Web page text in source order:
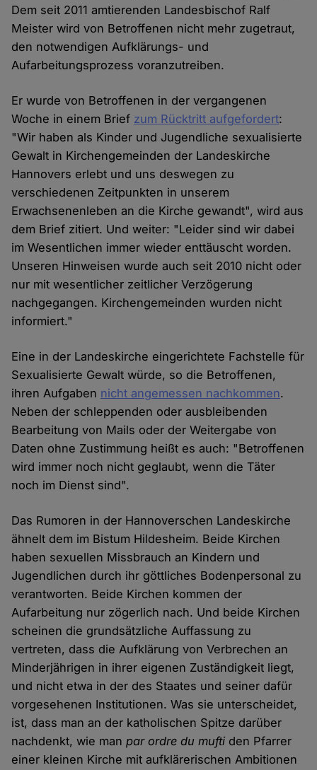
Dem seit 2011 amtierenden Landesbischof Ralf
Meister wird von Betroffenen nicht mehr zugetraut,
den notwendigen Aufklärungs- und
Aufarbeitungsprozess voranzutreiben.
Er wurde von Betroffenen in der vergangenen
Woche in einem Brief zum Rücktritt aufgefordert:
"Wir haben als Kinder und Jugendliche sexualisierte
Gewalt in Kirchengemeinden der Landeskirche
Hannovers erlebt und uns deswegen zu
verschiedenen Zeitpunkten in unserem
Erwachsenenleben an die Kirche gewandt", wird aus
dem Brief zitiert. Und weiter: "Leider sind wir dabei
im Wesentlichen immer wieder enttäuscht worden.
Unseren Hinweisen wurde auch seit 2010 nicht oder
nur mit wesentlicher zeitlicher Verzögerung
nachgegangen. Kirchengemeinden wurden nicht
informiert."
Eine in der Landeskirche eingerichtete Fachstelle für
Sexualisierte Gewalt würde, so die Betroffenen,
ihren Aufgaben nicht angemessen nachkommen.
Neben der schleppenden oder ausbleibenden
Bearbeitung von Mails oder der Weitergabe von
Daten ohne Zustimmung heißt es auch: "Betroffenen
wird immer noch nicht geglaubt, wenn die Täter
noch im Dienst sind".
Das Rumoren in der Hannoverschen Landeskirche
ähnelt dem im Bistum Hildesheim. Beide Kirchen
haben sexuellen Missbrauch an Kindern und
Jugendlichen durch ihr göttliches Bodenpersonal zu
verantworten. Beide Kirchen kommen der
Aufarbeitung nur zögerlich nach. Und beide Kirchen
scheinen die grundsätzliche Auffassung zu
vertreten, dass die Aufklärung von Verbrechen an
Minderjährigen in ihrer eigenen Zuständigkeit liegt,
und nicht etwa in der des Staates und seiner dafür
vorgesehenen Institutionen. Was sie unterscheidet,
ist, dass man an der katholischen Spitze darüber
nachdenkt, wie manpar ordre du mufti den Pfarrer
einer kleinen Kirche mit aufklärerischen Ambitionen